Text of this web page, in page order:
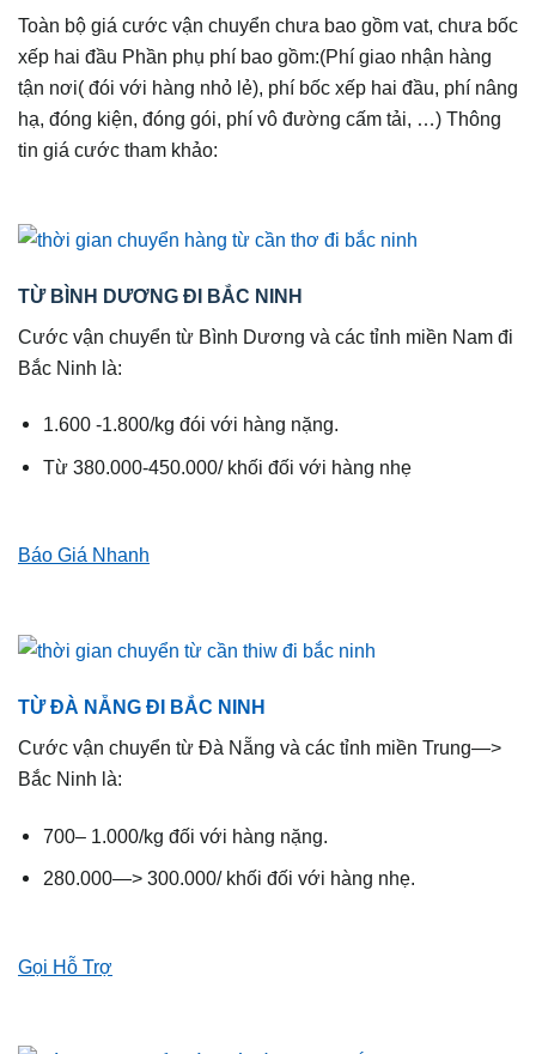
Toàn bộ giá cước vận chuyển chưa bao gồm vat, chưa bốc
xếp hai đầu Phần phụ phí bao gồm:(Phí giao nhận hàng
tận nơi( đói với hàng nhỏ lẻ), phí bốc xếp hai đầu, phí nâng
hạ, đóng kiện, đóng gói, phí vô đường cấm tải, …) Thông
tin giá cước tham khảo:
TỪ BÌNH DƯƠNG ĐI BẮC NINH
Cước vận chuyển từ Bình Dương và các tỉnh miền Nam đi
Bắc Ninh là:
1.600 -1.800/kg đói với hàng nặng.
Từ 380.000-450.000/ khối đối với hàng nhẹ
Báo Giá Nhanh
TỪ ĐÀ NẴNG ĐI BẮC NINH
Cước vận chuyển từ Đà Nẵng và các tỉnh miền Trung—>
Bắc Ninh là:
700– 1.000/kg đối với hàng nặng.
280.000—> 300.000/ khối đối với hàng nhẹ.
Gọi Hỗ Trợ